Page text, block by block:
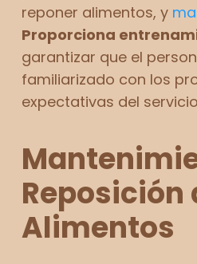
reponer alimentos, y
Proporciona
garantizar que el
familiarizado con los
expectativas del
Reposición
Alimentos